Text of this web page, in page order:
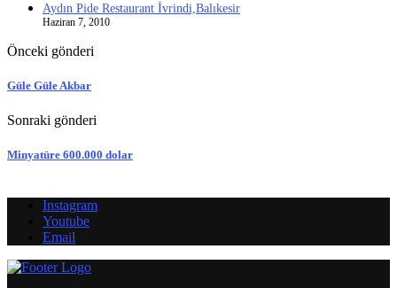
Aydın Pide Restaurant İvrindi,Balıkesir
Haziran 7, 2010
Önceki gönderi
Güle Güle Akbar
Sonraki gönderi
Minyatüre 600.000 dolar
Instagram
Youtube
Email